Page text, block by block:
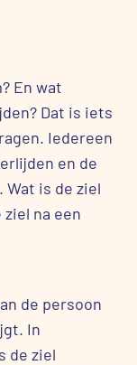
En wat
Dat is iets
Iedereen
en de
is de ziel
na een
de persoon
In
de ziel